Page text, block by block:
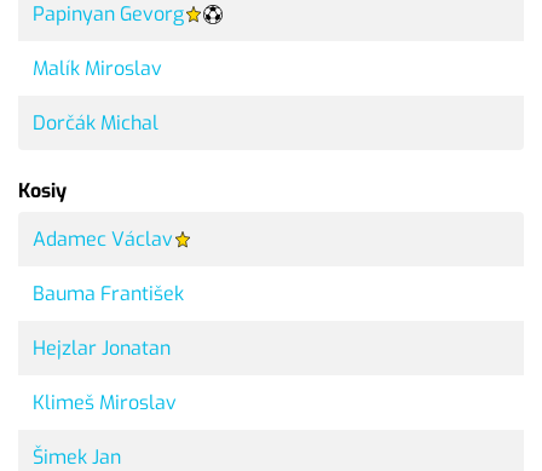
Papinyan Gevorg
Malík Miroslav
Dorčák Michal
Kosiy
Adamec Václav
Bauma František
Hejzlar Jonatan
Klimeš Miroslav
Šimek Jan